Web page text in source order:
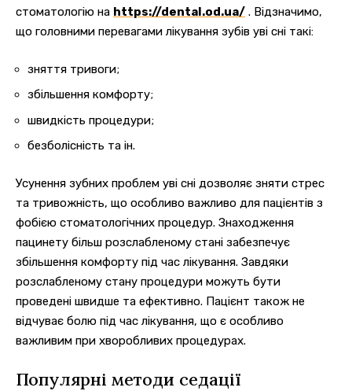
стоматологію на https://dental.od.ua/ . Відзначимо,
що головними перевагами лікування зубів уві сні такі:
зняття тривоги;
збільшення комфорту;
швидкість процедури;
безболісність та ін.
Усунення зубних проблем уві сні дозволяє зняти стрес
та тривожність, що особливо важливо для пацієнтів з
фобією стоматологічних процедур. Знаходження
пацинету більш розслабленому стані забезпечує
збільшення комфорту під час лікування. Завдяки
розслабленому стану процедури можуть бути
проведені швидше та ефективно. Пацієнт також не
відчуває болю під час лікування, що є особливо
важливим при хворобливих процедурах.
Популярні методи седації